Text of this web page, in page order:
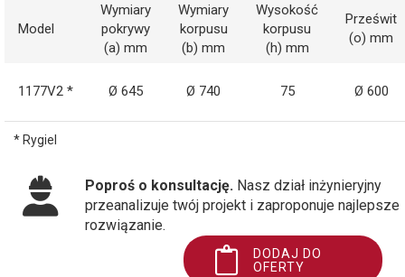
Model
Wymiary
pokrywy
(a) mm
Wymiary
korpusu
(b) mm
Wysokość
korpusu
(h) mm
Prześwit
(o) mm
1177V2 * Ø 645 Ø 740 75 Ø 600
* Rygiel
Poproś o konsultację. Nasz dział inżynieryjny
przeanalizuje twój projekt i zaproponuje najlepsze
rozwiązanie.
DODAJ DO
OFERTY